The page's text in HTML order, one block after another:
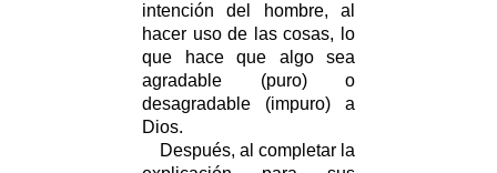
intención del hombre, al
hacer uso de las cosas, lo
que hace que algo sea
agradable (puro) o
desagradable (impuro) a
Dios.
Después, al completar la